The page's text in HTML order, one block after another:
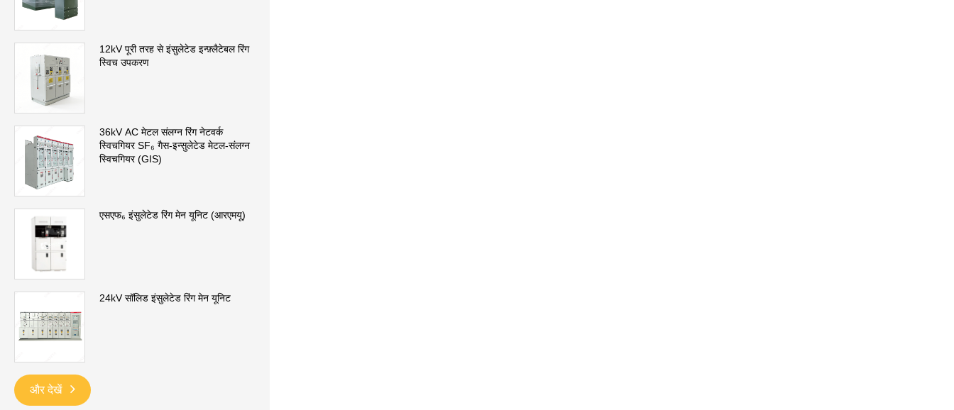
12kV पूरी तरह से इंसुलेटेड इन्फ़्लैटेबल रिंग
स्विच उपकरण
36kV AC मेटल संलग्न रिंग नेटवर्क
स्विचगियर SF₆ गैस-इन्सुलेटेड मेटल-संलग्न
स्विचगियर (GIS)
एसएफ₆ इंसुलेटेड रिंग मेन यूनिट (आरएमयू)
24kV सॉलिड इंसुलेटेड रिंग मेन यूनिट
और देखें